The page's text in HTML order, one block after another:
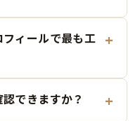
ィールで最も工
できますか？